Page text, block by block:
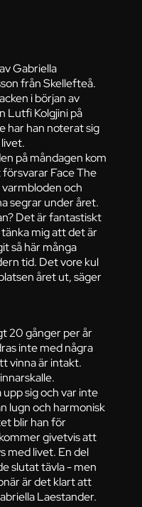
Gabriella
från Skellefteå.
i början av
Lutfi Kolgjini på
har han noterat sig
på måndagen kom
Face The
och
segrar under året.
Det är fantastiskt
mig att det är
så här många
tid. Det vore kul
året ut, säger
20 gånger per år
inte med några
vinna är intakt.
sig och var inte
lugn och harmonisk
blir han för
givetvis att
med livet. En del
slutat tävla - men
är det klart att
Laestander.